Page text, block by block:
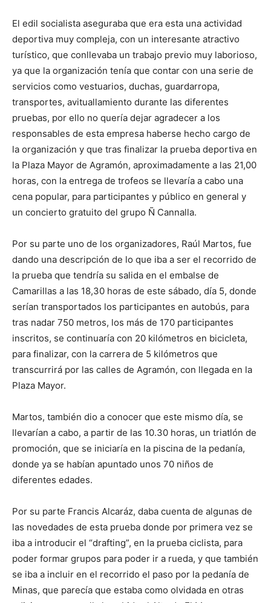
El edil socialista aseguraba que era esta una actividad
deportiva muy compleja, con un interesante atractivo
turístico, que conllevaba un trabajo previo muy laborioso,
ya que la organización tenía que contar con una serie de
servicios como vestuarios, duchas, guardarropa,
transportes, avituallamiento durante las diferentes
pruebas, por ello no quería dejar agradecer a los
responsables de esta empresa haberse hecho cargo de
la organización y que tras finalizar la prueba deportiva en
la Plaza Mayor de Agramón, aproximadamente a las 21,00
horas, con la entrega de trofeos se llevaría a cabo una
cena popular, para participantes y público en general y
un concierto gratuito del grupo Ñ Cannalla.
Por su parte uno de los organizadores, Raúl Martos, fue
dando una descripción de lo que iba a ser el recorrido de
la prueba que tendría su salida en el embalse de
Camarillas a las 18,30 horas de este sábado, día 5, donde
serían transportados los participantes en autobús, para
tras nadar 750 metros, los más de 170 participantes
inscritos, se continuaría con 20 kilómetros en bicicleta,
para finalizar, con la carrera de 5 kilómetros que
transcurrirá por las calles de Agramón, con llegada en la
Plaza Mayor.
Martos, también dio a conocer que este mismo día, se
llevarían a cabo, a partir de las 10.30 horas, un triatlón de
promoción, que se iniciaría en la piscina de la pedanía,
donde ya se habían apuntado unos 70 niños de
diferentes edades.
Por su parte Francis Alcaráz, daba cuenta de algunas de
las novedades de esta prueba donde por primera vez se
iba a introducir el “drafting”, en la prueba ciclista, para
poder formar grupos para poder ir a rueda, y que también
se iba a incluir en el recorrido el paso por la pedanía de
Minas, que parecía que estaba como olvidada en otras